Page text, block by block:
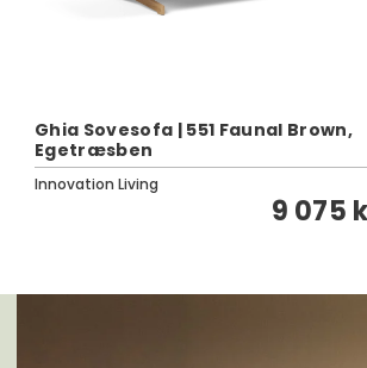
Ghia Sovesofa | 551 Faunal Brown,
Egetræsben
Innovation Living
9 075